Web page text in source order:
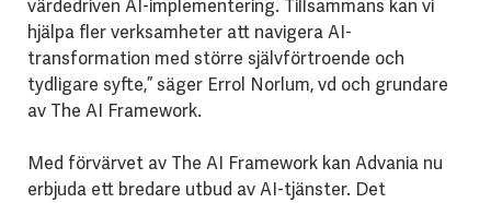
värdedriven AI-implementering. Tillsammans kan vi
hjälpa fler verksamheter att navigera AI-
transformation med större självförtroende och
tydligare syfte,” säger Errol Norlum, vd och grundare
av The AI Framework.
Med förvärvet av The AI Framework kan Advania nu
erbjuda ett bredare utbud av AI-tjänster. Det